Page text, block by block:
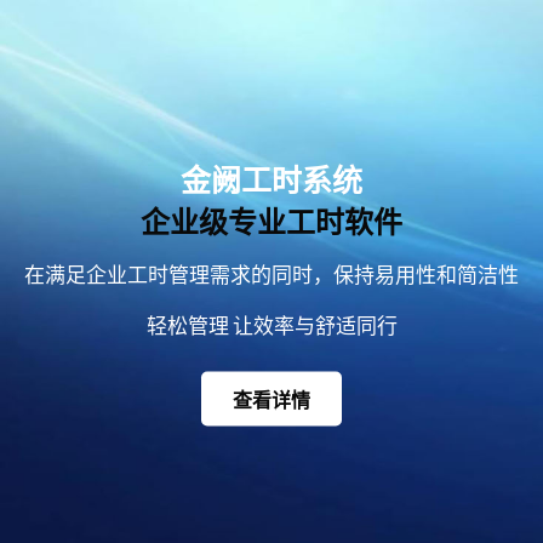
金阙工时系统
企业级专业工时软件
在满足企业工时管理需求的同时，保持易用性和简洁性
轻松管理 让效率与舒适同行
查看详情